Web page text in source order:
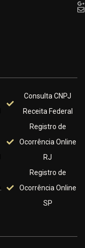
Consulta CNPJ
Receita Federal
Registro de
Ocorrência Online
RJ
Registro de
Ocorrência Online
SP